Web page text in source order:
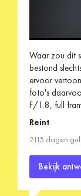
Waar zou dit
bestond
ervoor
foto's
F/1.8, full
Reint
2115 dagen
Bekijk